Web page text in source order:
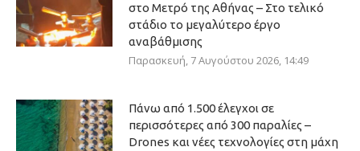
στο Μετρό της Αθήνας – Στο τελικό
στάδιο το μεγαλύτερο έργο
αναβάθμισης
Παρασκευή, 7 Αυγούστου 2026, 14:49
Πάνω από 1.500 έλεγχοι σε
περισσότερες από 300 παραλίες –
Drones και νέες τεχνολογίες στη μάχη